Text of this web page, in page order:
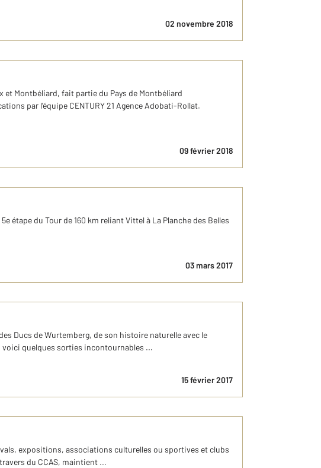
02 novembre 2018
et Montbéliard, fait partie du Pays de Montbéliard
par l'équipe CENTURY 21 Agence Adobati-Rollat.
09 février 2018
étape du Tour de 160 km reliant Vittel à La Planche des Belles
03 mars 2017
Ducs de Wurtemberg, de son histoire naturelle avec le
voici quelques sorties incontournables ...
15 février 2017
expositions, associations culturelles ou sportives et clubs
du CCAS, maintient ...